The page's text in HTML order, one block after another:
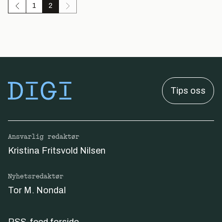
1 2
Tips oss
Ansvarlig redaktør
Kristina Fritsvold Nilsen
Nyhetsredaktør
Tor M. Nondal